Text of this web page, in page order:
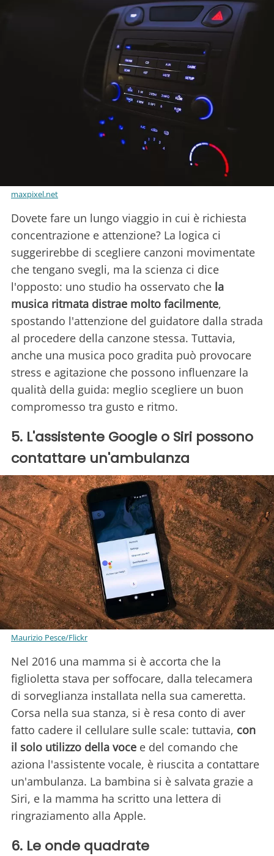
maxpixel.net
Dovete fare un lungo viaggio in cui è richiesta
concentrazione e attenzione? La logica ci
suggerirebbe di scegliere canzoni movimentate
che tengano svegli, ma la scienza ci dice
l'opposto: uno studio ha osservato che la
musica ritmata distrae molto facilmente,
spostando l'attenzione del guidatore dalla strada
al procedere della canzone stessa. Tuttavia,
anche una musica poco gradita può provocare
stress e agitazione che possono influenzare la
qualità della guida: meglio scegliere un buon
compromesso tra gusto e ritmo.
5. L'assistente Google o Siri possono
contattare un'ambulanza
Maurizio Pesce/Flickr
Nel 2016 una mamma si è accorta che la
figlioletta stava per soffocare, dalla telecamera
di sorveglianza installata nella sua cameretta.
Corsa nella sua stanza, si è resa conto di aver
fatto cadere il cellulare sulle scale: tuttavia, con
il solo utilizzo della voce e del comando che
aziona l'assistente vocale, è riuscita a contattare
un'ambulanza. La bambina si è salvata grazie a
Siri, e la mamma ha scritto una lettera di
ringraziamento alla Apple.
6. Le onde quadrate